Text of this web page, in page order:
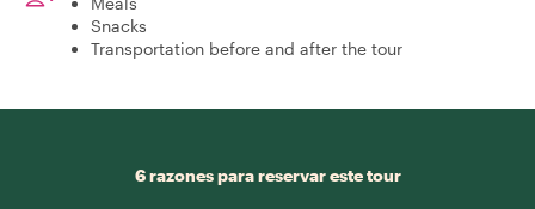
Snacks
Transportation before and after the tour
6 razones para reservar este tour